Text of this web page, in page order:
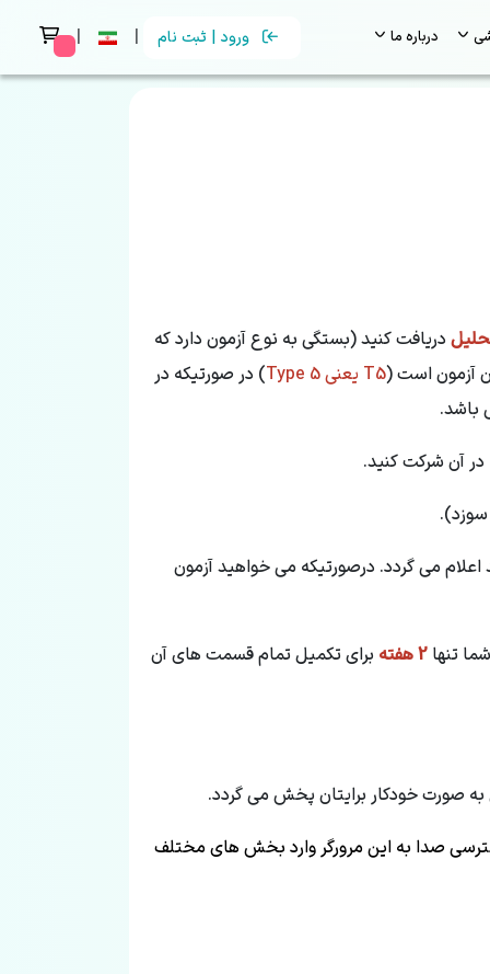
درباره ما ورود | ثبت نام |
|
دریافت کنید (بستگی به نوع آزمون دارد که
آزمون است (T5 یعنی Type 5
) در صورتیکه در
باشد.
آن شرکت کنید.
اعلام می گردد. درصورتیکه می خواهید آزمون
تنها 2 هفته برای تکمیل تمام قسمت های آن
صورت خودکار برایتان پخش می گردد.
صدا به این مرورگر وارد بخش های مختلف